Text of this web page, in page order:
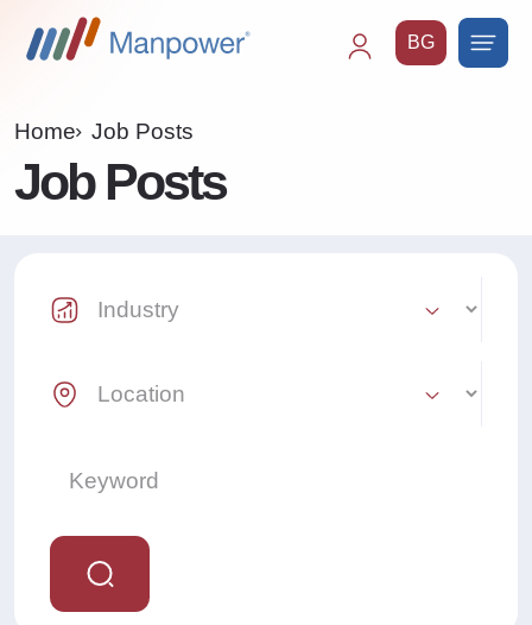
BG
Home Job Posts
Job Posts
Industry Select
Location Select